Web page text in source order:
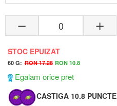
STOC EPUIZAT
60 G: RON 17.28 RON 10.8
Egalam orice pret
CASTIGA 10.8 PUNCTE